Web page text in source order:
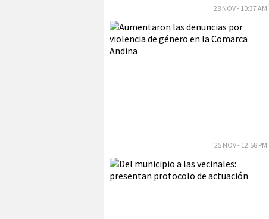
28 NOV - 10:37 AM
25 NOV - 12:58 PM